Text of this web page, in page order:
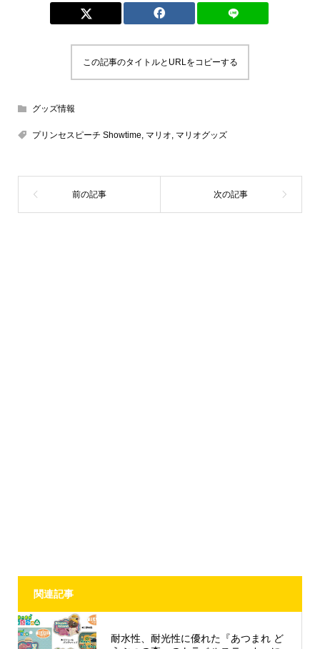
この記事のタイトルとURLをコピーする
グッズ情報
プリンセスピーチ Showtime, マリオ, マリオグッズ
関連記事
耐水性、耐光性に優れた『あつまれ ど